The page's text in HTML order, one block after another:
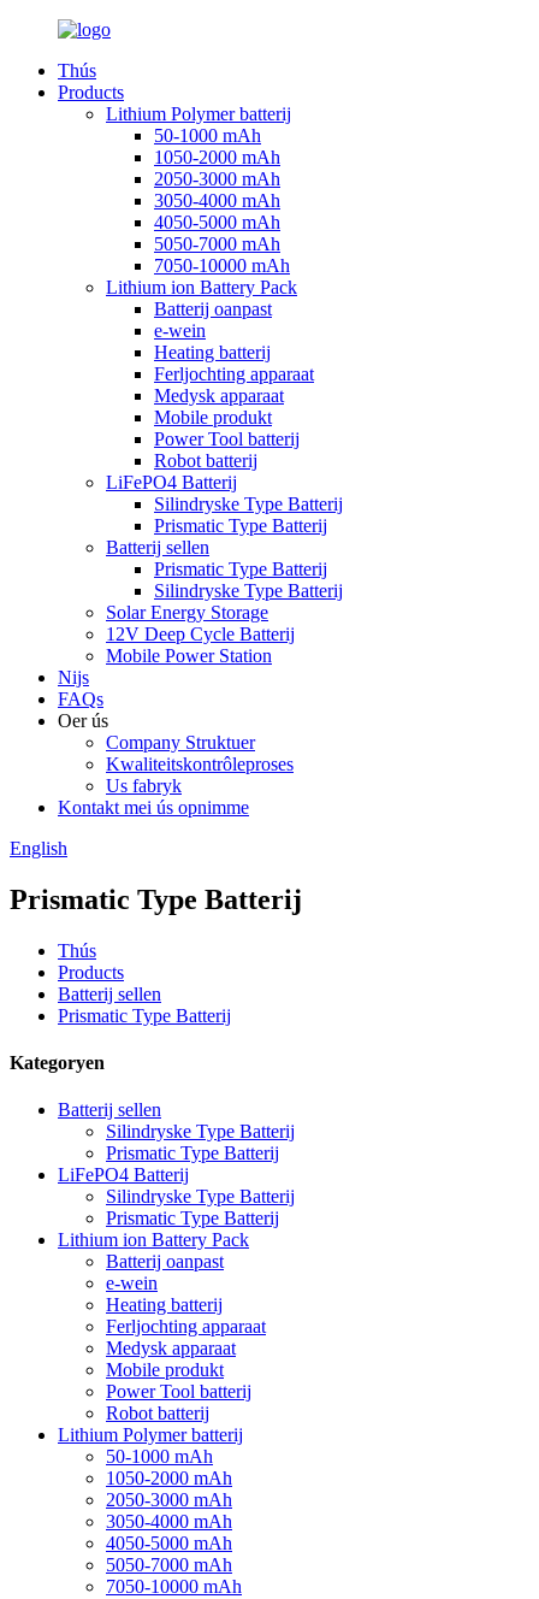
Thús
Products
Lithium Polymer batterij
50-1000 mAh
1050-2000 mAh
2050-3000 mAh
3050-4000 mAh
4050-5000 mAh
5050-7000 mAh
7050-10000 mAh
Lithium ion Battery Pack
Batterij oanpast
e-wein
Heating batterij
Ferljochting apparaat
Medysk apparaat
Mobile produkt
Power Tool batterij
Robot batterij
LiFePO4 Batterij
Silindryske Type Batterij
Prismatic Type Batterij
Batterij sellen
Prismatic Type Batterij
Silindryske Type Batterij
Solar Energy Storage
12V Deep Cycle Batterij
Mobile Power Station
Nijs
FAQs
Oer ús
Company Struktuer
Kwaliteitskontrôleproses
Us fabryk
Kontakt mei ús opnimme
English
Prismatic Type Batterij
Thús
Products
Batterij sellen
Prismatic Type Batterij
Kategoryen
Batterij sellen
Silindryske Type Batterij
Prismatic Type Batterij
LiFePO4 Batterij
Silindryske Type Batterij
Prismatic Type Batterij
Lithium ion Battery Pack
Batterij oanpast
e-wein
Heating batterij
Ferljochting apparaat
Medysk apparaat
Mobile produkt
Power Tool batterij
Robot batterij
Lithium Polymer batterij
50-1000 mAh
1050-2000 mAh
2050-3000 mAh
3050-4000 mAh
4050-5000 mAh
5050-7000 mAh
7050-10000 mAh